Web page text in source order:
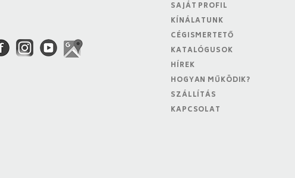
SAJÁT PROFIL
KÍNÁLATUNK
CÉGISMERTETŐ
KATALÓGUSOK
HÍREK
HOGYAN MŰKÖDIK?
SZÁLLÍTÁS
KAPCSOLAT